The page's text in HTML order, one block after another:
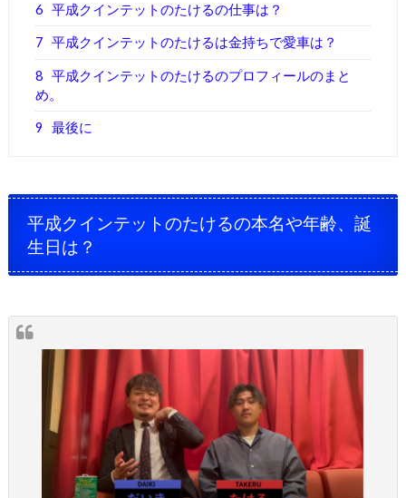
6 平成クインテットのたけるの仕事は？
7 平成クインテットのたけるは金持ちで愛車は？
8 平成クインテットのたけるのプロフィールのまと
め。
9 最後に
平成クインテットのたけるの本名や年齢、誕
生日は？